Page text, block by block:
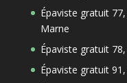
Épaviste gratuit
Marne
Épaviste gratuit
Épaviste gratuit